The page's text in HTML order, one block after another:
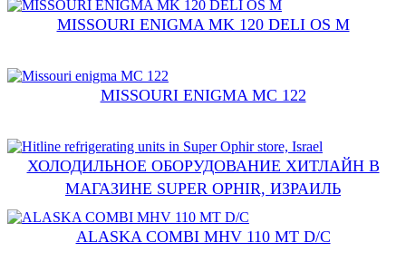
MISSOURI ENIGMA MK 120 DELI OS M
MISSOURI ENIGMA MC 122
ХОЛОДИЛЬНОЕ ОБОРУДОВАНИЕ ХИТЛАЙН В
МАГАЗИНЕ SUPER OPHIR, ИЗРАИЛЬ
ALASKA СOMBI MHV 110 MT D/C